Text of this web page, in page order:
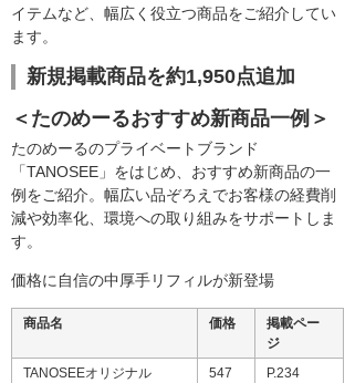
イテムなど、幅広く役立つ商品をご紹介してい
ます。
新規掲載商品を約1,950点追加
＜たのめーるおすすめ新商品一例＞
たのめーるのプライベートブランド
「TANOSEE」をはじめ、おすすめ新商品の一
例をご紹介。幅広い品ぞろえでお客様の経費削
減や効率化、環境への取り組みをサポートしま
す。
価格に自信の中厚手リフィルが新登場
商品名 価格
掲載ペー
ジ
TANOSEEオリジナル
547
P.234